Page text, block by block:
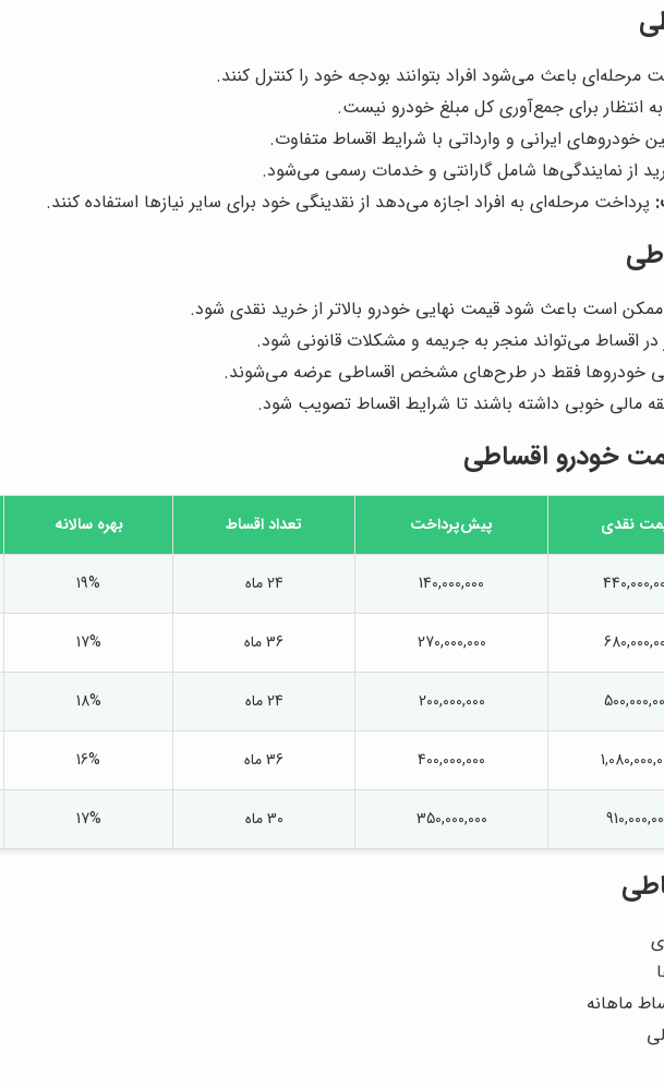
مرحله‌ای باعث می‌شود افراد بتوانند بودجه خود را کنترل کنند.
به انتظار برای جمع‌آوری کل مبلغ خودرو نیست.
خودروهای ایرانی و وارداتی با شرایط اقساط متفاوت.
از نمایندگی‌ها شامل گارانتی و خدمات رسمی می‌شود.
پرداخت مرحله‌ای به افراد اجازه می‌دهد از نقدینگی خود برای سایر نیازها استفاده کنند.
ممکن است باعث شود قیمت نهایی خودرو بالاتر از خرید نقدی شود.
در اقساط می‌تواند منجر به جریمه و مشکلات قانونی شود.
خودروها فقط در طرح‌های مشخص اقساطی عرضه می‌شوند.
مالی خوبی داشته باشند تا شرایط اقساط تصویب شود.
خودرو اقساطی
نقدی پیش‌پرداخت تعداد اقساط بهره سالانه
140,000,000 24 ماه 19%
270,000,000 36 ماه 17%
200,000,000 24 ماه 18%
400,000,000 36 ماه 16%
350,000,000 30 ماه 17%
ماهانه